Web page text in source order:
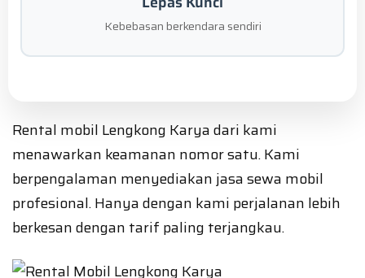
Kebebasan berkendara sendiri
Rental mobil Lengkong Karya dari kami
menawarkan keamanan nomor satu. Kami
berpengalaman menyediakan jasa sewa mobil
profesional. Hanya dengan kami perjalanan lebih
berkesan dengan tarif paling terjangkau.